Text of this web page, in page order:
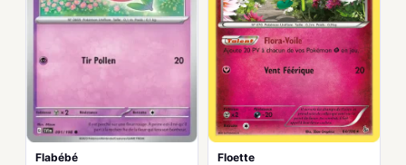
Flabébé Floette